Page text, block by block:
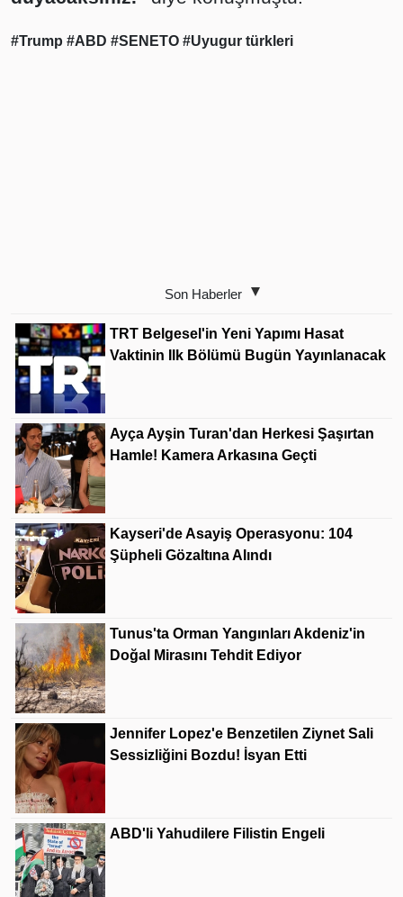
#Trump #ABD #SENETO #Uyugur türkleri
Son Haberler
TRT Belgesel'in Yeni Yapımı Hasat
Vaktinin Ilk Bölümü Bugün Yayınlanacak
Ayça Ayşin Turan'dan Herkesi Şaşırtan
Hamle! Kamera Arkasına Geçti
Kayseri'de Asayiş Operasyonu: 104
Şüpheli Gözaltına Alındı
Tunus'ta Orman Yangınları Akdeniz'in
Doğal Mirasını Tehdit Ediyor
Jennifer Lopez'e Benzetilen Ziynet Sali
Sessizliğini Bozdu! İsyan Etti
ABD'li Yahudilere Filistin Engeli